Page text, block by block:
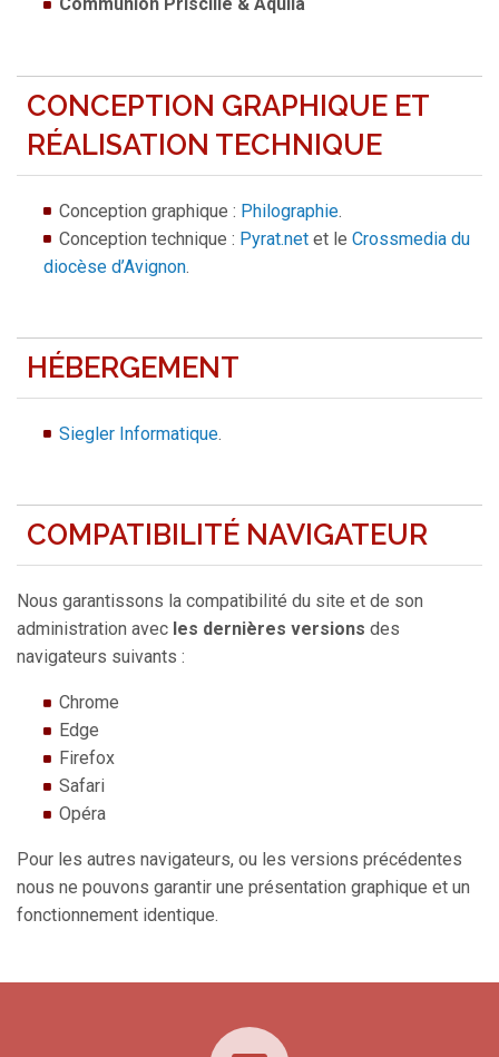
Communion Priscille & Aquila
CONCEPTION GRAPHIQUE ET
RÉALISATION TECHNIQUE
Conception graphique : Philographie.
Conception technique : Pyrat.net et le Crossmedia du
diocèse d’Avignon.
HÉBERGEMENT
Siegler Informatique.
COMPATIBILITÉ NAVIGATEUR
Nous garantissons la compatibilité du site et de son
administration avec les dernières versions des
navigateurs suivants :
Chrome
Edge
Firefox
Safari
Opéra
Pour les autres navigateurs, ou les versions précédentes
nous ne pouvons garantir une présentation graphique et un
fonctionnement identique.